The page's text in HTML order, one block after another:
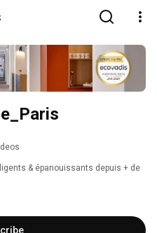
& épanouissants depuis + de